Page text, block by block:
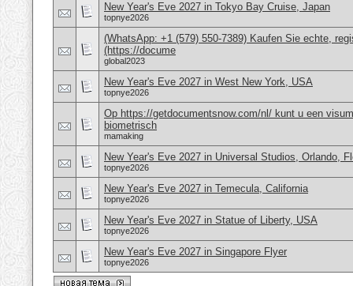
New Year's Eve 2027 in Tokyo Bay Cruise, Japan
topnye2026
(WhatsApp: +1 (579) 550-7389) Kaufen Sie echte,
(https://docume
global2023
New Year's Eve 2027 in West New York, USA
topnye2026
Op https://getdocumentsnow.com/nl/ kunt u een
biometrisch
mamaking
New Year's Eve 2027 in Universal Studios, Orlando,
topnye2026
New Year's Eve 2027 in Temecula, California
topnye2026
New Year's Eve 2027 in Statue of Liberty, USA
topnye2026
New Year's Eve 2027 in Singapore Flyer
topnye2026